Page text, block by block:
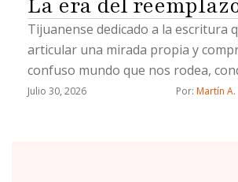
Tijuanense dedicado a la escritura
articular una mirada propia y
confuso mundo que nos rodea,
define.
Julio 30, 2026 Por: Martín